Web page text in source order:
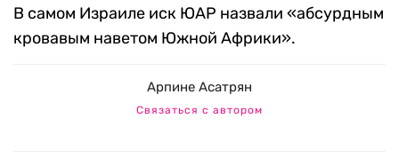
В самом Израиле иск ЮАР назвали «абсурдным
кровавым наветом Южной Африки».
Арпине Асатрян
Связаться с автором